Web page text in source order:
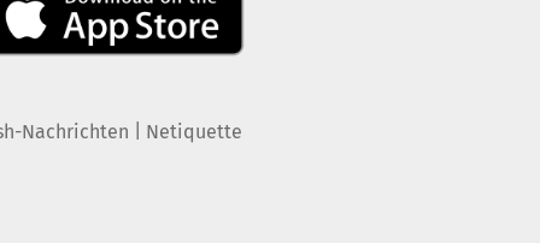
Nachrichten Netiquette